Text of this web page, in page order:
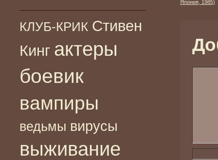
КЛУБ-КРИК Стивен
Кинг актеры
боевик
вампиры
ведьмы вирусы
выживание
Япония, 1985)